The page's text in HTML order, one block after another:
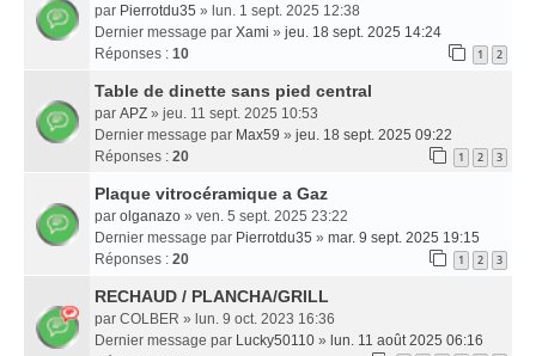
par Pierrotdu35 » lun. 1 sept. 2025 12:38
Dernier message par Xami » jeu. 18 sept. 2025 14:24
Réponses : 10 1 2
Table de dinette sans pied central
par APZ » jeu. 11 sept. 2025 10:53
Dernier message par Max59 » jeu. 18 sept. 2025 09:22
Réponses : 20 1 2 3
Plaque vitrocéramique a Gaz
par olganazo » ven. 5 sept. 2025 23:22
Dernier message par Pierrotdu35 » mar. 9 sept. 2025 19:15
Réponses : 20 1 2 3
RECHAUD / PLANCHA/GRILL
par COLBER » lun. 9 oct. 2023 16:36
Dernier message par Lucky50110 » lun. 11 août 2025 06:16